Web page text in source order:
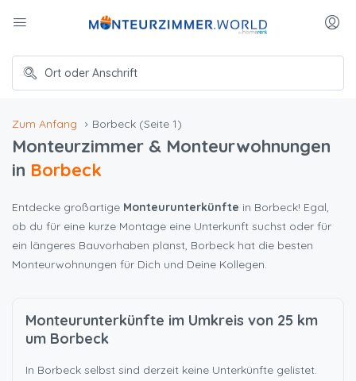
Zum Anfang Borbeck (Seite 1)
Monteurzimmer & Monteurwohnungen
in Borbeck
Entdecke großartige Monteurunterkünfte in Borbeck! Egal,
ob du für eine kurze Montage eine Unterkunft suchst oder für
ein längeres Bauvorhaben planst, Borbeck hat die besten
Monteurwohnungen für Dich und Deine Kollegen.
Monteurunterkünfte im Umkreis von 25 km
um Borbeck
In Borbeck selbst sind derzeit keine Unterkünfte gelistet.